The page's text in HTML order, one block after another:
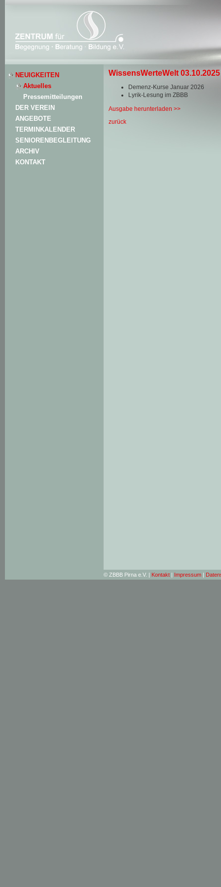
NEUIGKEITEN
Aktuelles
Pressemitteilungen
DER VEREIN
ANGEBOTE
TERMINKALENDER
SENIORENBEGLEITUNG
ARCHIV
KONTAKT
WissensWerteWelt 03.10.2025
Demenz-Kurse Januar 2026
Lyrik-Lesung im ZBBB
Ausgabe herunterladen >>
zurück
© ZBBB Pirna e.V. | Kontakt | Impressum |